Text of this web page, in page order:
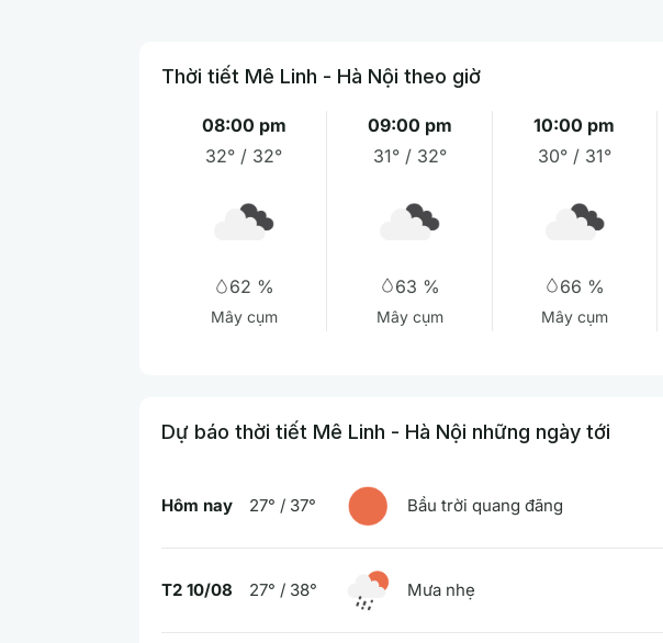
Thời tiết Mê Linh - Hà Nội theo giờ
08:00 pm
32° / 32°
62 %
Mây cụm
09:00 pm
31° / 32°
63 %
Mây cụm
10:00 pm
30° / 31°
66 %
Mây cụm
Dự báo thời tiết Mê Linh - Hà Nội những ngày tới
Hôm nay 27° / 37° Bầu trời quang đãng
T2 10/08 27° / 38° Mưa nhẹ